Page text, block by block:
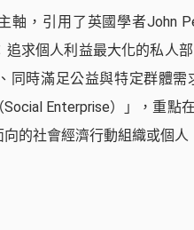
軸，引用了英國學者John
追求個人利益最大化的私人
同時滿足公益與特定群體
Enterprise）」，重點
的社會經濟行動組織或個